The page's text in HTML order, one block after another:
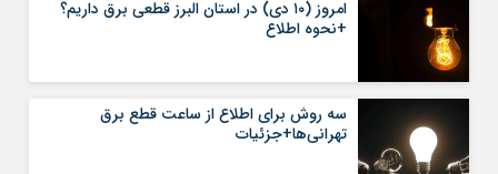
مرا به خاطر بسپار
امروز (۱۰ دی) در استان البرز قطعی برق داریم؟
+نحوه اطلاع
سه روش برای اطلاع از ساعت قطع برق
تهرانی‌ها+جزئیات